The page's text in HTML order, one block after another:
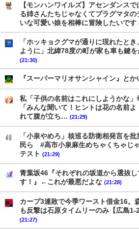
【モンハンワイルズ】アセンダンス
る姉さんたちじゃなくてプラグマタ
いな可愛い娘を相棒に冒険したいです
「ホッキョクグマが通りに現れたと
ように」北緯78度の町が家も車も鍵
(21:30)
『スーパーマリオサンシャイン』と
私「子供の名前はこれにしようかな
「みんな聞いて！ヒントは花の名前
れて腹が立ち… (21:29)
「小泉やめろ」核巡る防衛相発言を
民ら #高市小泉麻生めちゃくちゃじ
テスト (21:29)
青葉坂46『それぞれの坂道から選抜
す！』←これが最悪だよな (21:28)
カープ3連敗で今季ワースト借金16。
も反撃は石原タイムリーのみ【広島1-
(21:27)